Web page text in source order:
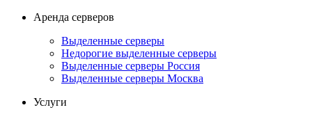
Аренда серверов
Выделенные серверы
Недорогие выделенные серверы
Выделенные серверы Россия
Выделенные серверы Москва
Услуги